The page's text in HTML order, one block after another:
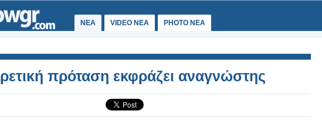
ΝΕΑ VIDEO NEA PHOTO NEA
πρόταση εκφράζει αναγνώστης